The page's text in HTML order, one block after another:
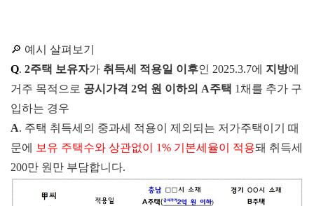
🔎 예시 살펴보기
Q. 2주택 보유자가 취득세 적용일 이후인 2025.3.7에 지방에
거주 목적으로 공시가격 2억 원 이하의 A주택 1채를 추가 구
입하는 경우
A. 주택 취득세의 중과세 적용이 제외되는 저가주택이기 때
문에
보유 주택수와 상관없이 1% 기본세율이 적용돼 취득세
200만 원만 부담합니다.